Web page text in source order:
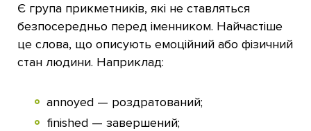
Є група прикметників, які не ставляться
безпосередньо перед іменником. Найчастіше
це слова, що описують емоційний або фізичний
стан людини. Наприклад:
annoyed — роздратований;
finished — завершений;